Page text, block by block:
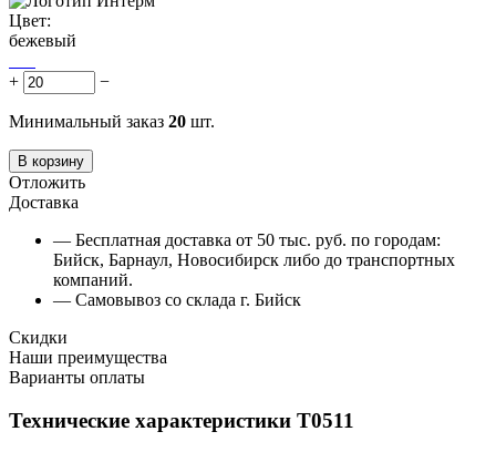
Цвет:
бежевый
+ −
Минимальный заказ 20 шт.
В корзину
Отложить
Доставка
— Бесплатная доставка от 50 тыс. руб. по городам:
Бийск, Барнаул, Новосибирск либо до транспортных
компаний.
— Самовывоз со склада г. Бийск
Скидки
Наши преимущества
Варианты оплаты
Технические характеристики Т0511